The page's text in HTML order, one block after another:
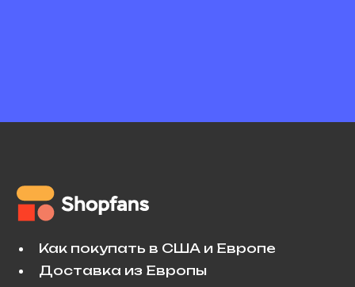
Как покупать в США и Европе
Доставка из Европы